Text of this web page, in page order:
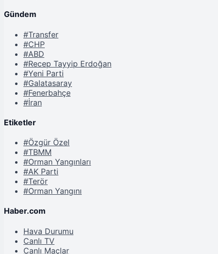
Gündem
#Transfer
#CHP
#ABD
#Recep Tayyip Erdoğan
#Yeni Parti
#Galatasaray
#Fenerbahçe
#İran
Etiketler
#Özgür Özel
#TBMM
#Orman Yangınları
#AK Parti
#Terör
#Orman Yangını
Haber.com
Hava Durumu
Canlı TV
Canlı Maçlar